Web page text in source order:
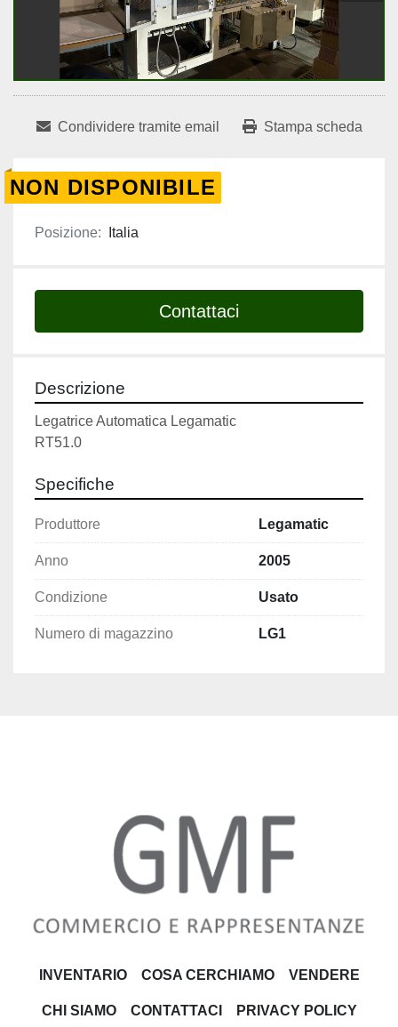
Condividere tramite email Stampa scheda
NON DISPONIBILE
Posizione: Italia
Contattaci
Descrizione
Legatrice Automatica Legamatic
RT51.0
Specifiche
Produttore Legamatic
Anno 2005
Condizione Usato
Numero di magazzino LG1
INVENTARIO COSA CERCHIAMO VENDERE
CHI SIAMO CONTATTACI PRIVACY POLICY